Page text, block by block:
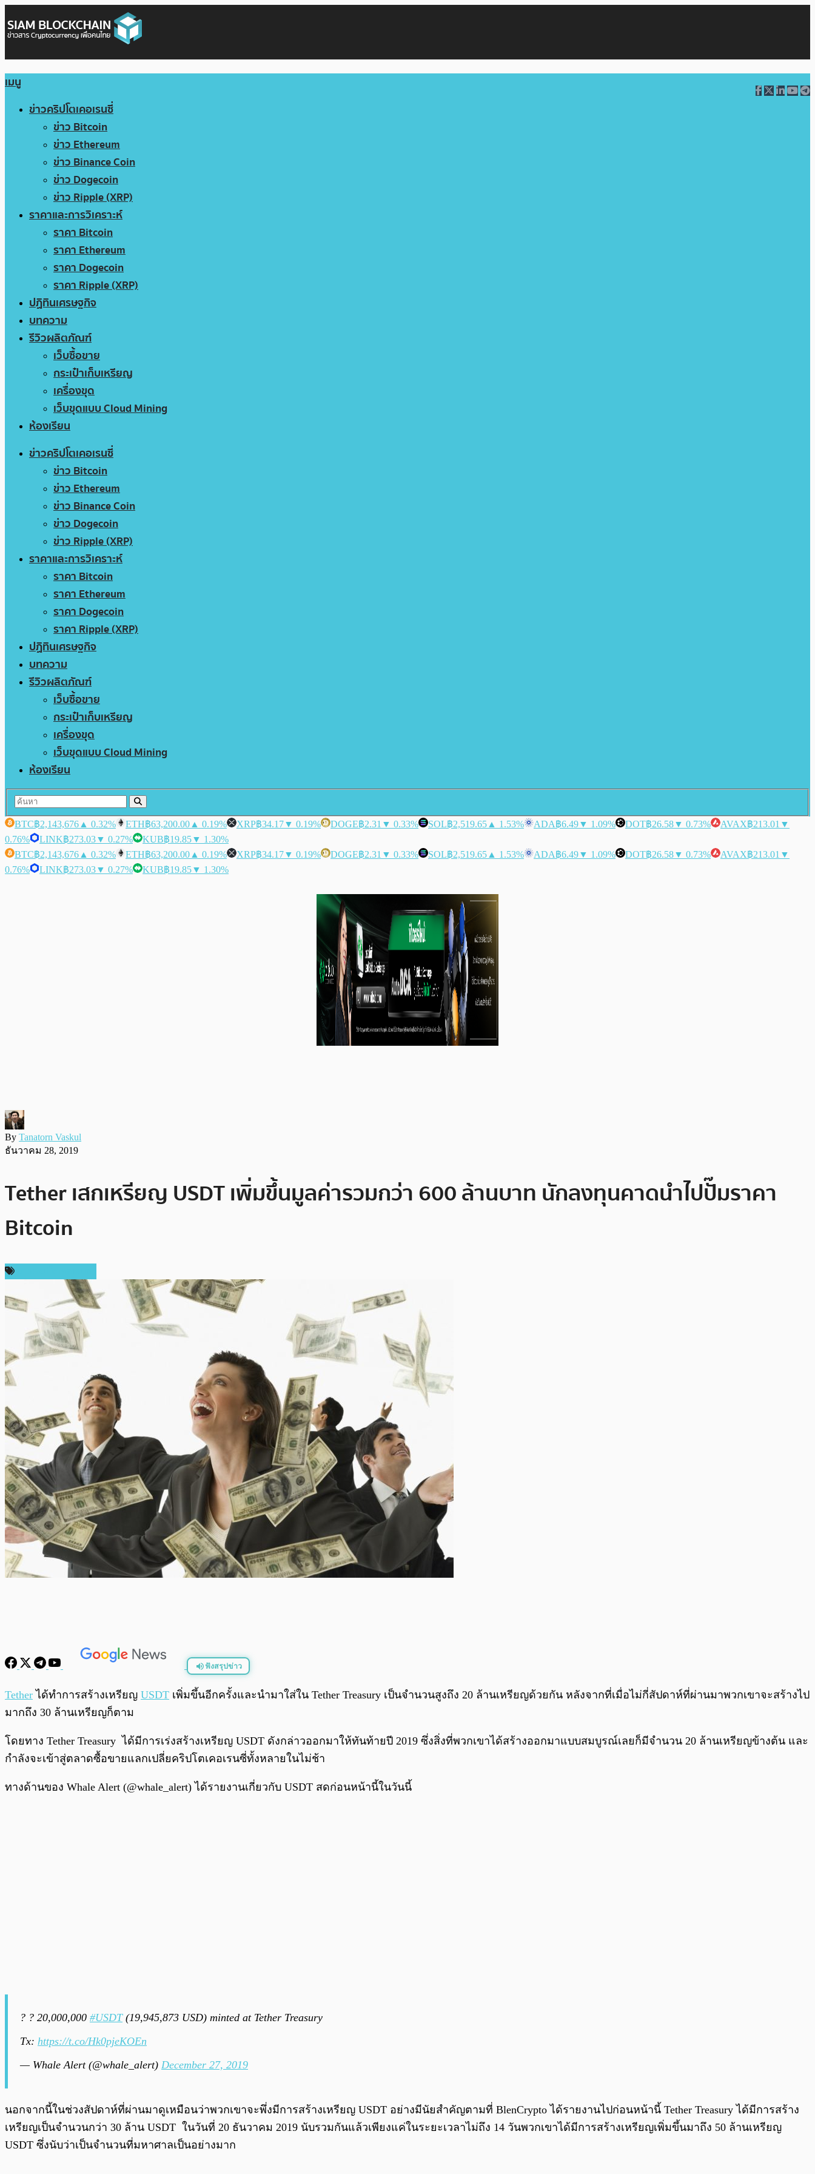
เมนู
ข่าวคริปโตเคอเรนซี่
ข่าว Bitcoin
ข่าว Ethereum
ข่าว Binance Coin
ข่าว Dogecoin
ข่าว Ripple (XRP)
ราคาและการวิเคราะห์
ราคา Bitcoin
ราคา Ethereum
ราคา Dogecoin
ราคา Ripple (XRP)
ปฏิทินเศรษฐกิจ
บทความ
รีวิวผลิตภัณฑ์
เว็บซื้อขาย
กระเป๋าเก็บเหรียญ
เครื่องขุด
เว็บขุดแบบ Cloud Mining
ห้องเรียน
ข่าวคริปโตเคอเรนซี่
ข่าว Bitcoin
ข่าว Ethereum
ข่าว Binance Coin
ข่าว Dogecoin
ข่าว Ripple (XRP)
ราคาและการวิเคราะห์
ราคา Bitcoin
ราคา Ethereum
ราคา Dogecoin
ราคา Ripple (XRP)
ปฏิทินเศรษฐกิจ
บทความ
รีวิวผลิตภัณฑ์
เว็บซื้อขาย
กระเป๋าเก็บเหรียญ
เครื่องขุด
เว็บขุดแบบ Cloud Mining
ห้องเรียน
BTC฿2,143,676 ▲ 0.32% ETH฿63,200.00 ▲ 0.19% XRP฿34.17▼ 0.19% DOGE฿2.31 ▼ 0.33% SOL฿2,519.65 ▲ 1.53% ADA฿6.49▼ 1.09% DOT฿26.58▼ 0.73% AVAX฿213.01 ▼
0.76%
LINK฿273.03▼ 0.27% KUB฿19.85▼ 1.30%
BTC฿2,143,676 ▲ 0.32% ETH฿63,200.00 ▲ 0.19% XRP฿34.17▼ 0.19% DOGE฿2.31 ▼ 0.33% SOL฿2,519.65 ▲ 1.53% ADA฿6.49▼ 1.09% DOT฿26.58▼ 0.73% AVAX฿213.01 ▼
0.76%
LINK฿273.03▼ 0.27% KUB฿19.85▼ 1.30%
By Tanatorn Vaskul
ธันวาคม 28, 2019
Tether เสกเหรียญ USDT เพิ่มขึ้นมูลค่ารวมกว่า 600 ล้านบาท นักลงทุนคาดนำไปปั๊มราคา
Bitcoin
ฟังสรุปข่าว
พร้อมเล่น
Tether ได้ทำการสร้างเหรียญ USDT เพิ่มขึ้นอีกครั้งและนำมาใส่ใน Tether Treasury เป็นจำนวนสูงถึง 20 ล้านเหรียญด้วยกัน หลังจากที่เมื่อไม่กี่สัปดาห์ที่ผ่านมาพวกเขาจะสร้างไป
มากถึง 30 ล้านเหรียญก็ตาม
โดยทาง Tether Treasury ได้มีการเร่งสร้างเหรียญ USDT ดังกล่าวออกมาให้ทันท้ายปี 2019 ซึ่งสิ่งที่พวกเขาได้สร้างออกมาแบบสมบูรณ์เลยก็มีจำนวน 20 ล้านเหรียญข้างต้น และ
กำลังจะเข้าสู่ตลาดซื้อขายแลกเปลี่ยคริปโตเคอเรนซี่ทั้งหลายในไม่ช้า
ทางด้านของ Whale Alert (@whale_alert) ได้รายงานเกี่ยวกับ USDT สดก่อนหน้านี้ในวันนี้
? ? 20,000,000 #USDT(19,945,873 USD) minted at Tether Treasury
Tx: https://t.co/Hk0pjeKOEn
— Whale Alert (@whale_alert) December 27, 2019
นอกจากนี้ในช่วงสัปดาห์ที่ผ่านมาดูเหมือนว่าพวกเขาจะพึ่งมีการสร้างเหรียญ USDT อย่างมีนัยสำคัญตามที่ BlenCrypto ได้รายงานไปก่อนหน้านี้ Tether Treasury ได้มีการสร้าง
เหรียญเป็นจำนวนกว่า 30 ล้าน USDT ในวันที่ 20 ธันวาคม 2019 นับรวมกันแล้วเพียงแค่ในระยะเวลาไม่ถึง 14 วันพวกเขาได้มีการสร้างเหรียญเพิ่มขึ้นมาถึง 50 ล้านเหรียญ
USDT ซึ่งนับว่าเป็นจำนวนที่มหาศาลเป็นอย่างมาก